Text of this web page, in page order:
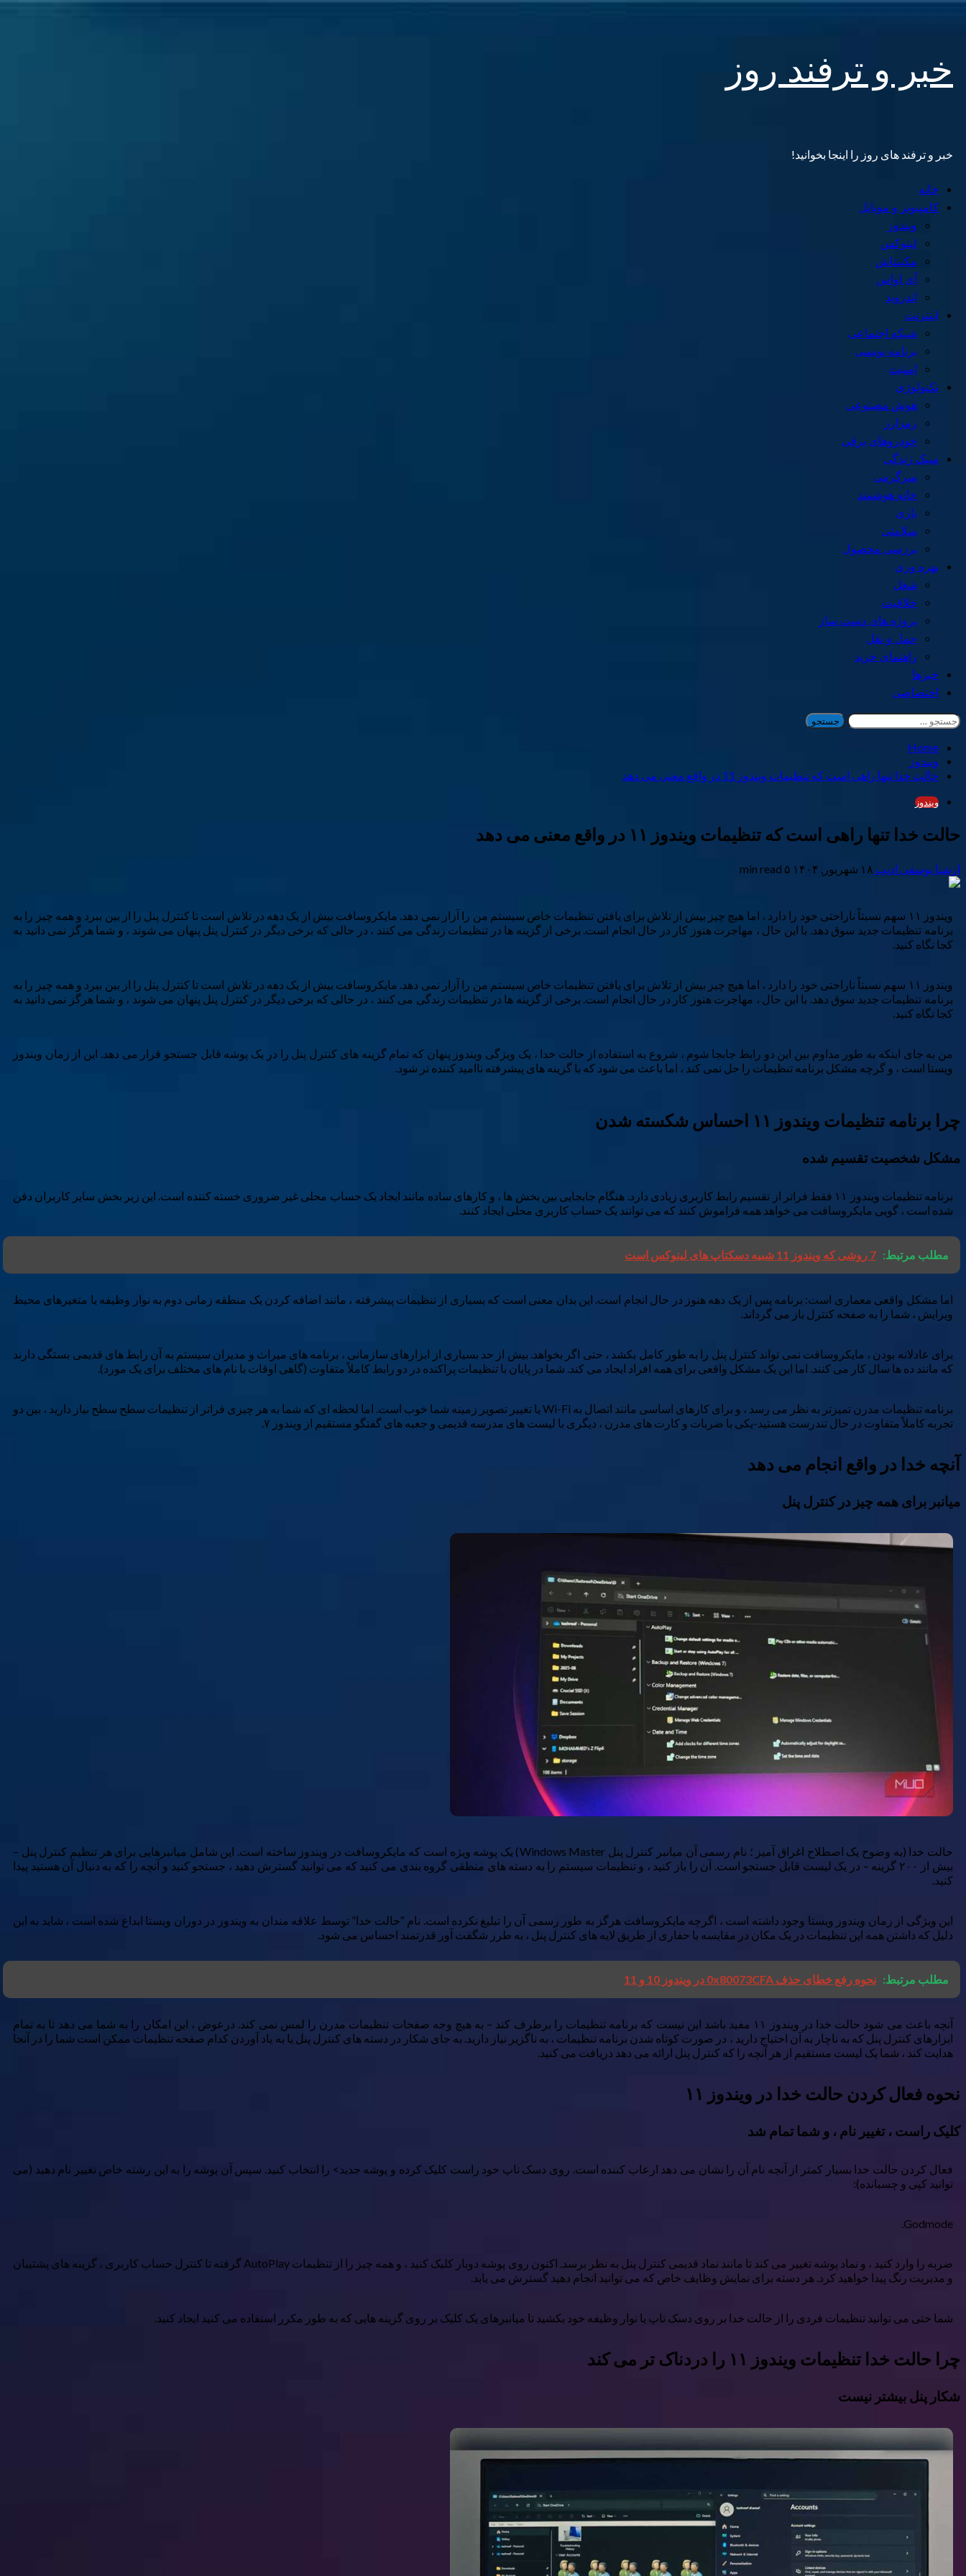
content
خبر و ترفند روز
خبر و ترفند های روز را اینجا بخوانید!
Primary
Menu
خانه
کامپیوتر و موبایل
ویندوز
لینوکس
مکینتاش
آی اواس
اندروید
اینترنت
شبکه اجتماعی
برنامه نویسی
امنیت
تکنولوژی
هوش مصنوعی
رمزارز
خودروهای برقی
سبک زندگی
سرگرمی
خانه هوشمند
بازی
سلامتی
بررسی محصول
بهره وری
شغل
خلاقیت
پروژه های دست ساز
حمل و نقل
راهنمای خرید
خبرها
اختصاصی
جستجو
برای:
Home
ویندوز
حالت خدا تنها راهی است که تنظیمات ویندوز 11 در واقع معنی می دهد
ویندوز
حالت خدا تنها راهی است که تنظیمات ویندوز ۱۱ در واقع معنی می دهد
ارشیا یوسفی ادیب ۱۸ شهریور, ۱۴۰۴ ۵ min read
ویندوز ۱۱ سهم نسبتاً ناراحتی خود را دارد ، اما هیچ چیز بیش از تلاش برای یافتن تنظیمات خاص سیستم من را آزار نمی دهد. مایکروسافت بیش از یک دهه در تلاش است تا کنترل پنل را از بین ببرد و همه چیز را به
برنامه تنظیمات جدید سوق دهد. با این حال ، مهاجرت هنوز کار در حال انجام است. برخی از گزینه ها در تنظیمات زندگی می کنند ، در حالی که برخی دیگر در کنترل پنل پنهان می شوند ، و شما هرگز نمی دانید به
کجا نگاه کنید.
ویندوز ۱۱ سهم نسبتاً ناراحتی خود را دارد ، اما هیچ چیز بیش از تلاش برای یافتن تنظیمات خاص سیستم من را آزار نمی دهد. مایکروسافت بیش از یک دهه در تلاش است تا کنترل پنل را از بین ببرد و همه چیز را به
برنامه تنظیمات جدید سوق دهد. با این حال ، مهاجرت هنوز کار در حال انجام است. برخی از گزینه ها در تنظیمات زندگی می کنند ، در حالی که برخی دیگر در کنترل پنل پنهان می شوند ، و شما هرگز نمی دانید به
کجا نگاه کنید.
من به جای اینکه به طور مداوم بین این دو رابط جابجا شوم ، شروع به استفاده از حالت خدا ، یک ویژگی ویندوز پنهان که تمام گزینه های کنترل پنل را در یک پوشه قابل جستجو قرار می دهد. این از زمان ویندوز
ویستا است ، و گرچه مشکل برنامه تنظیمات را حل نمی کند ، اما باعث می شود که با گزینه های پیشرفته ناامید کننده تر شود.
چرا برنامه تنظیمات ویندوز ۱۱ احساس شکسته شدن
مشکل شخصیت تقسیم شده
برنامه تنظیمات ویندوز ۱۱ فقط فراتر از تقسیم رابط کاربری زیادی دارد. هنگام جابجایی بین بخش ها ، و کارهای ساده مانند ایجاد یک حساب محلی غیر ضروری خسته کننده است. این زیر بخش سایر کاربران دفن
شده است ، گویی مایکروسافت می خواهد همه فراموش کنند که می توانند یک حساب کاربری محلی ایجاد کنند.
مطلب مرتبط: 7 روشی که ویندوز 11 شبیه دسکتاپ های لینوکس است
اما مشکل واقعی معماری است: برنامه پس از یک دهه هنوز در حال انجام است. این بدان معنی است که بسیاری از تنظیمات پیشرفته ، مانند اضافه کردن یک منطقه زمانی دوم به نوار وظیفه یا متغیرهای محیط
ویرایش ، شما را به صفحه کنترل باز می گرداند.
برای عادلانه بودن ، مایکروسافت نمی تواند کنترل پنل را به طور کامل بکشد ، حتی اگر بخواهد. بیش از حد بسیاری از ابزارهای سازمانی ، برنامه های میراث و مدیران سیستم به آن رابط های قدیمی بستگی دارند
که مانند ده ها سال کار می کنند. اما این یک مشکل واقعی برای همه افراد ایجاد می کند. شما در پایان با تنظیمات پراکنده در دو رابط کاملاً متفاوت (گاهی اوقات با نام های مختلف برای یک مورد).
برنامه تنظیمات مدرن تمیزتر به نظر می رسد ، و برای کارهای اساسی مانند اتصال به Wi-Fi یا تغییر تصویر زمینه شما خوب است. اما لحظه ای که شما به هر چیزی فراتر از تنظیمات سطح سطح نیاز دارید ، بین دو
تجربه کاملاً متفاوت در حال تندرست هستید-یکی با ضربات و کارت های مدرن ، دیگری با لیست های مدرسه قدیمی و جعبه های گفتگو مستقیم از ویندوز ۷.
آنچه خدا در واقع انجام می دهد
میانبر برای همه چیز در کنترل پنل
حالت خدا (به وضوح یک اصطلاح اغراق آمیز ؛ نام رسمی آن میانبر کنترل پنل Windows Master) یک پوشه ویژه است که مایکروسافت در ویندوز ساخته است. این شامل میانبرهایی برای هر تنظیم کنترل پنل –
بیش از ۲۰۰ گزینه – در یک لیست قابل جستجو است. آن را باز کنید ، و تنظیمات سیستم را به دسته های منطقی گروه بندی می کنید که می توانید گسترش دهید ، جستجو کنید و آنچه را که به دنبال آن هستید پیدا
کنید.
این ویژگی از زمان ویندوز ویستا وجود داشته است ، اگرچه مایکروسافت هرگز به طور رسمی آن را تبلیغ نکرده است. نام “حالت خدا” توسط علاقه مندان به ویندوز در دوران ویستا ابداع شده است ، شاید به این
دلیل که داشتن همه این تنظیمات در یک مکان در مقایسه با حفاری از طریق لایه های کنترل پنل ، به طرز شگفت آور قدرتمند احساس می شود.
مطلب مرتبط: نحوه رفع خطای حذف 0x80073CFA در ویندوز 10 و 11
آنچه باعث می شود حالت خدا در ویندوز ۱۱ مفید باشد این نیست که برنامه تنظیمات را برطرف کند – به هیچ وجه صفحات تنظیمات مدرن را لمس نمی کند. درعوض ، این امکان را به شما می دهد تا به تمام
ابزارهای کنترل پنل که به ناچار به آن احتیاج دارید ، در صورت کوتاه شدن برنامه تنظیمات ، به ناگزیر نیاز دارید. به جای شکار در دسته های کنترل پنل یا به یاد آوردن کدام صفحه تنظیمات ممکن است شما را در آنجا
هدایت کند ، شما یک لیست مستقیم از هر آنچه را که کنترل پنل ارائه می دهد دریافت می کنید.
نحوه فعال کردن حالت خدا در ویندوز ۱۱
کلیک راست ، تغییر نام ، و شما تمام شد
فعال کردن حالت خدا بسیار کمتر از آنچه نام آن را نشان می دهد ارعاب کننده است. روی دسک تاپ خود راست کلیک کرده و پوشه جدید> را انتخاب کنید. سپس آن پوشه را به این رشته خاص تغییر نام دهید (می
توانید کپی و چسبانده):
Godmode.
ضربه را وارد کنید ، و نماد پوشه تغییر می کند تا مانند نماد قدیمی کنترل پنل به نظر برسد. اکنون روی پوشه دوبار کلیک کنید ، و همه چیز را از تنظیمات AutoPlay گرفته تا کنترل حساب کاربری ، گزینه های پشتیبان
و مدیریت رنگ پیدا خواهید کرد. هر دسته برای نمایش وظایف خاص که می توانید انجام دهید گسترش می یابد.
شما حتی می توانید تنظیمات فردی را از حالت خدا بر روی دسک تاپ یا نوار وظیفه خود بکشید تا میانبرهای یک کلیک بر روی گزینه هایی که به طور مکرر استفاده می کنید ایجاد کنید.
چرا حالت خدا تنظیمات ویندوز ۱۱ را دردناک تر می کند
شکار پنل بیشتر نیست